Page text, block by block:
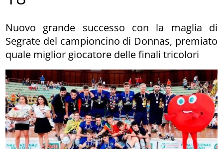
Nuovo grande successo con la maglia di
Segrate del campioncino di Donnas, premiato
quale miglior giocatore delle finali tricolori